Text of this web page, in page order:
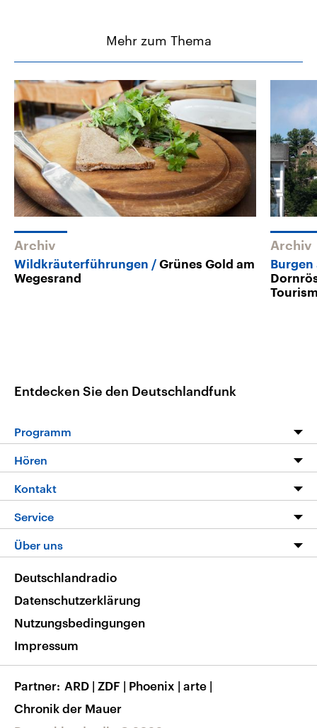
Mehr zum Thema
Archiv
Wildkräuterführungen
Grünes Gold am
Wegesrand
Archiv
Entdecken Sie den Deutschlandfunk
Programm
Programm
Die Nachrichten
Nachrichtenleicht
Neue Beiträge auf dlf.de
Hören
Livestream
Podcasts
Deutschlandfunk App
Nachrichten App
Frequenzen
Kontakt
Hörerservice
Service
FAQ
Veranstaltungen
Musikliste
RSS
Über uns
Barrierefreiheit
Deutschlandradio
Datenschutzerklärung
Nutzungsbedingungen
Impressum
Partner ARD | ZDF | Phoenix | arte |
Chronik der Mauer